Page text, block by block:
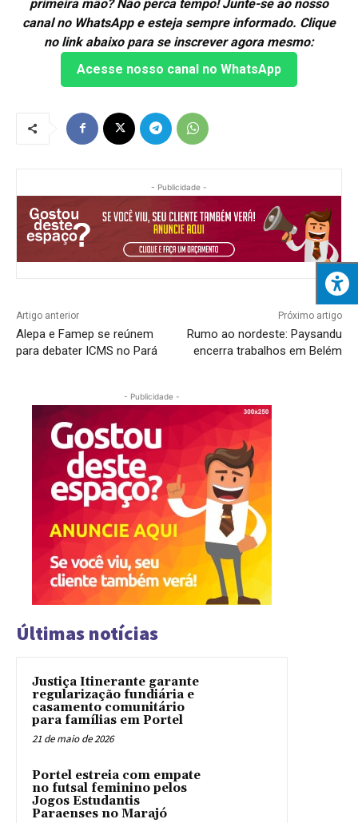
primeira mão? Não perca tempo! Junte-se ao nosso
canal no WhatsApp e esteja sempre informado. Clique
no link abaixo para se inscrever agora mesmo:
Acesse nosso canal no WhatsApp
- Publicidade -
Artigo anterior
Alepa e Famep se reúnem
para debater ICMS no Pará
Próximo artigo
Rumo ao nordeste: Paysandu
encerra trabalhos em Belém
- Publicidade -
Últimas notícias
Justiça Itinerante garante
regularização fundiária e
casamento comunitário
para famílias em Portel
21 de maio de 2026
Portel estreia com empate
no futsal feminino pelos
Jogos Estudantis
Paraenses no Marajó